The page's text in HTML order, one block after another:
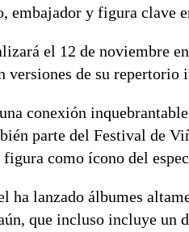
embajador y figura clave
el 12 de noviembre
de su repertorio
conexión
parte del Festival de
como ícono del
ha lanzado álbumes
que incluso incluye un